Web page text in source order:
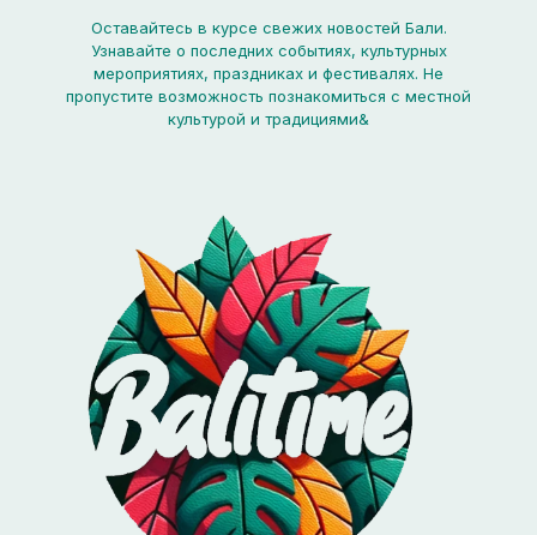
Оставайтесь в курсе свежих новостей Бали.
Узнавайте о последних событиях, культурных
мероприятиях, праздниках и фестивалях. Не
пропустите возможность познакомиться с местной
культурой и традициями&